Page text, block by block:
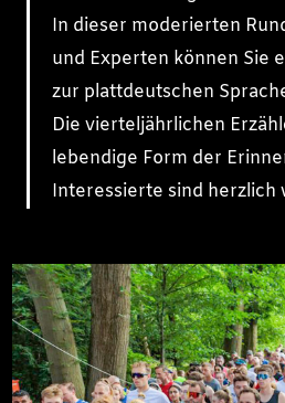
In dieser moderierten
und Experten können Sie
zur plattdeutschen
Die vierteljährlichen
lebendige Form der
Interessierte sind herzlich